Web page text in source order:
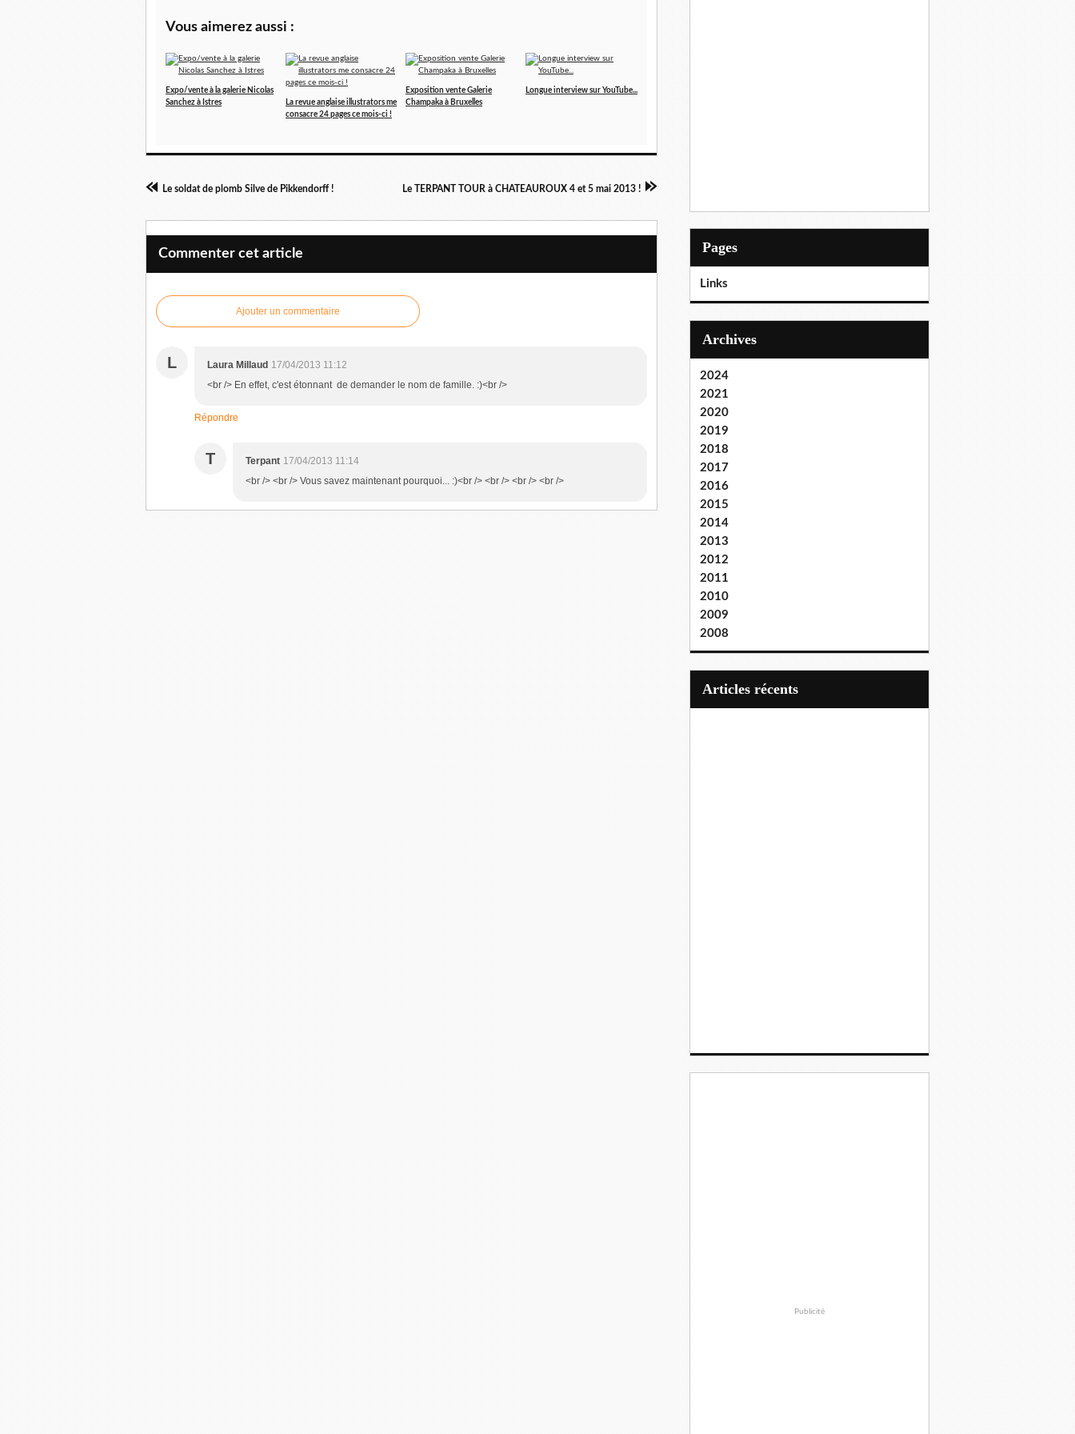
Vous aimerez aussi :
Expo/vente à la galerie Nicolas
Sanchez à Istres
La revue anglaise illustrators me
consacre 24 pages ce mois-ci !
Exposition vente Galerie
Champaka à Bruxelles
Longue interview sur YouTube...
Le soldat de plomb Silve de Pikkendorff ! Le TERPANT TOUR à CHATEAUROUX 4 et 5 mai 2013 !
Commenter cet article
Ajouter un commentaire
L Laura Millaud 17/04/2013 11:12
<br /> En effet, c'est étonnant de demander le nom de famille. :)<br />
Répondre
T Terpant 17/04/2013 11:14
<br /> <br /> Vous savez maintenant pourquoi... :)<br /> <br /> <br /> <br />
Pages
Links
Archives
2024
2021
2020
2019
2018
2017
2016
2015
2014
2013
2012
2011
2010
2009
2008
articles récents
Publicité